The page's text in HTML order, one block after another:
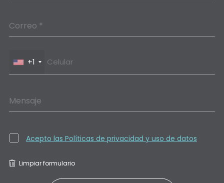
Correo *
+1
Mensaje
Acepto las Políticas de privacidad y uso de datos
Limpiar formulario